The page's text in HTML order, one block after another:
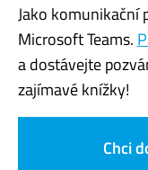
Jako komunikační
Microsoft Teams.
a dostávejte
zajímavé knížky!
Chci